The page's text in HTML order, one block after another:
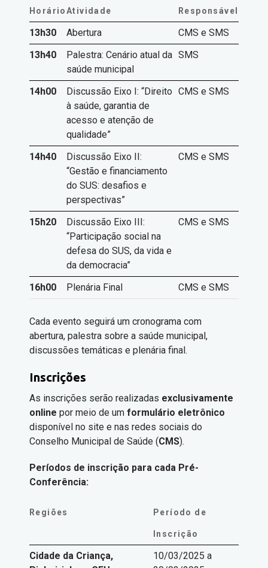
HorárioAtividade Responsável
13h30 Abertura
CMS e SMS
13h40
Palestra: Cenário atual da
saúde municipal
SMS
14h00
Discussão Eixo I: “Direito
à saúde, garantia de
acesso e atenção de
qualidade”
CMS e SMS
14h40
Discussão Eixo II:
“Gestão e financiamento
do SUS: desafios e
perspectivas”
CMS e SMS
15h20
Discussão Eixo III:
“Participação social na
defesa do SUS, da vida e
da democracia”
CMS e SMS
16h00 Plenária Final CMS e SMS
Cada evento seguirá um cronograma com
abertura, palestra sobre a saúde municipal,
discussões temáticas e plenária final.
Inscrições
As inscrições serão realizadas exclusivamente
online por meio de um formulário eletrônico
disponível no site e nas redes sociais do
Conselho Municipal de Saúde (CMS).
Períodos de inscrição para cada Pré-
Conferência:
Regiões Período de
Inscrição
Cidade da Criança,
10/03/2025 a